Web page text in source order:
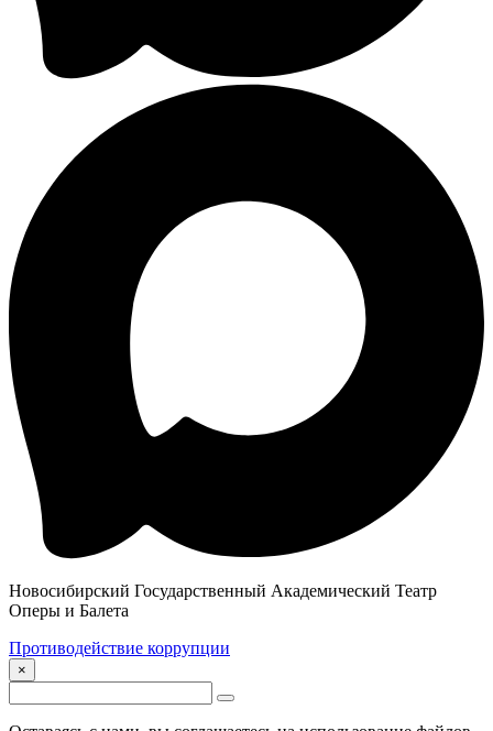
Новосибирский Государственный Академический Театр
Оперы и Балета
Противодействие коррупции
×